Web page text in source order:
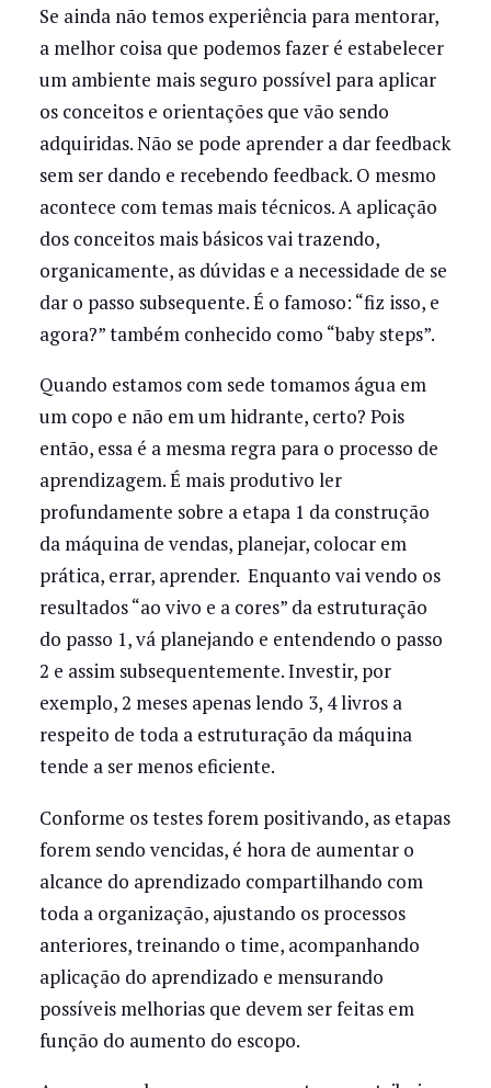
Se ainda não temos experiência para mentorar,
a melhor coisa que podemos fazer é estabelecer
um ambiente mais seguro possível para aplicar
os conceitos e orientações que vão sendo
adquiridas. Não se pode aprender a dar feedback
sem ser dando e recebendo feedback. O mesmo
acontece com temas mais técnicos. A aplicação
dos conceitos mais básicos vai trazendo,
organicamente, as dúvidas e a necessidade de se
dar o passo subsequente. É o famoso: “fiz isso, e
agora?” também conhecido como “baby steps”.
Quando estamos com sede tomamos água em
um copo e não em um hidrante, certo? Pois
então, essa é a mesma regra para o processo de
aprendizagem. É mais produtivo ler
profundamente sobre a etapa 1 da construção
da máquina de vendas, planejar, colocar em
prática, errar, aprender. Enquanto vai vendo os
resultados “ao vivo e a cores” da estruturação
do passo 1, vá planejando e entendendo o passo
2 e assim subsequentemente. Investir, por
exemplo, 2 meses apenas lendo 3, 4 livros a
respeito de toda a estruturação da máquina
tende a ser menos eficiente.
Conforme os testes forem positivando, as etapas
forem sendo vencidas, é hora de aumentar o
alcance do aprendizado compartilhando com
toda a organização, ajustando os processos
anteriores, treinando o time, acompanhando
aplicação do aprendizado e mensurando
possíveis melhorias que devem ser feitas em
função do aumento do escopo.